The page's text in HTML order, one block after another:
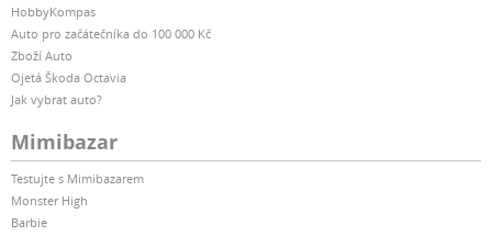
HobbyKompas
Auto pro začátečníka do 100 000 Kč
Zboží Auto
Ojetá Škoda Octavia
Jak vybrat auto?
Mimibazar
Testujte s Mimibazarem
Monster High
Barbie